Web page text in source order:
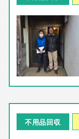
不用品回収